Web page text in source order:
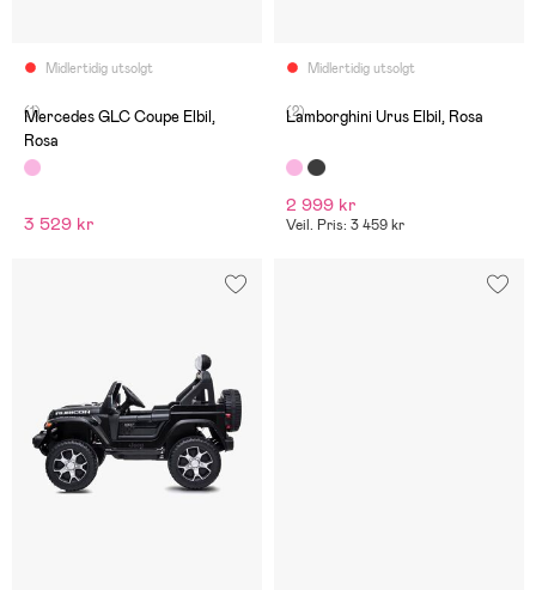
Midlertidig utsolgt
(1)
Mercedes GLC Coupe Elbil,
Rosa
3 529 kr
Midlertidig utsolgt
(2)
Lamborghini Urus Elbil, Rosa
2 999 kr
Veil. Pris: 3 459 kr